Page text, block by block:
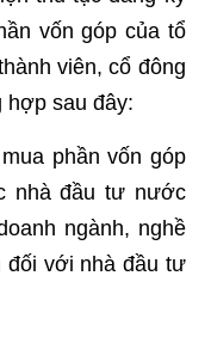
vốn góp của tổ
viên, cổ đông
hợp sau đây:
phần vốn góp
nhà đầu tư nước
ngành, nghề
đối với nhà đầu tư